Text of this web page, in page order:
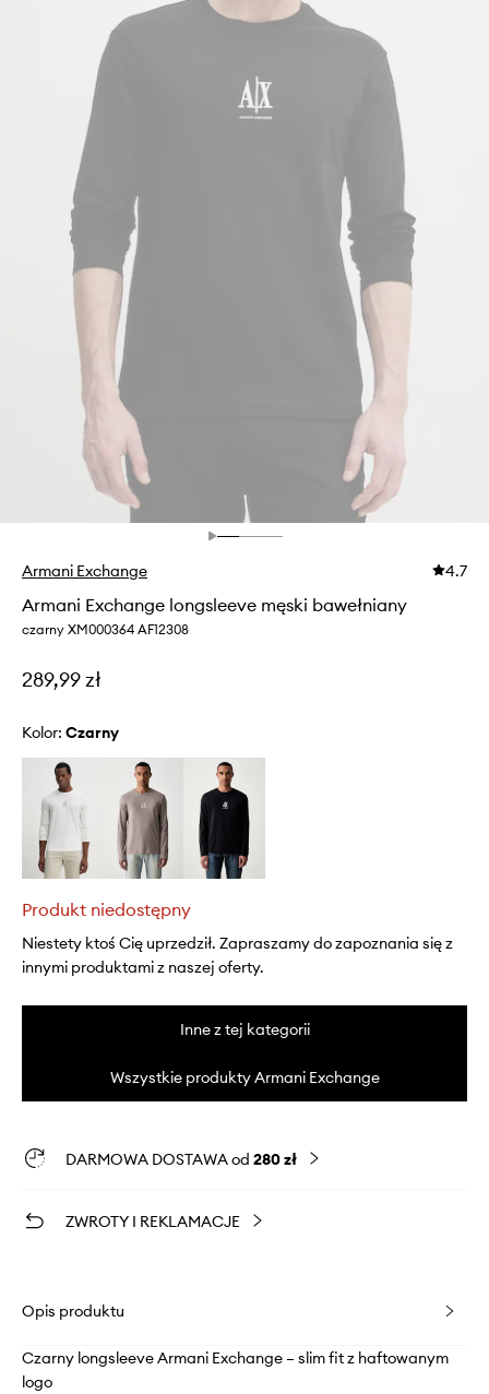
Armani Exchange 4.7
Armani Exchange longsleeve męski bawełniany
czarny XM000364 AF12308
289,99 zł
Kolor: czarny
Produkt niedostępny
Niestety ktoś Cię uprzedził. Zapraszamy do zapoznania się z
innymi produktami z naszej oferty.
Inne z tej kategorii
Wszystkie produkty Armani Exchange
DARMOWA DOSTAWA od 280 zł
ZWROTY I REKLAMACJE
Opis produktu
Czarny longsleeve Armani Exchange – slim fit z haftowanym
logo